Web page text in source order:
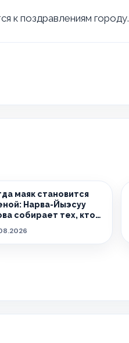
к поздравлениям городу.
маяк становится
Нарва-Йыэсуу
собирает тех, кто